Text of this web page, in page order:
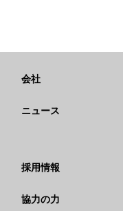
会社
行動規範
ニュース
メディア情報
採用情報
Caterpillar社を選ぶ理由
協力の力